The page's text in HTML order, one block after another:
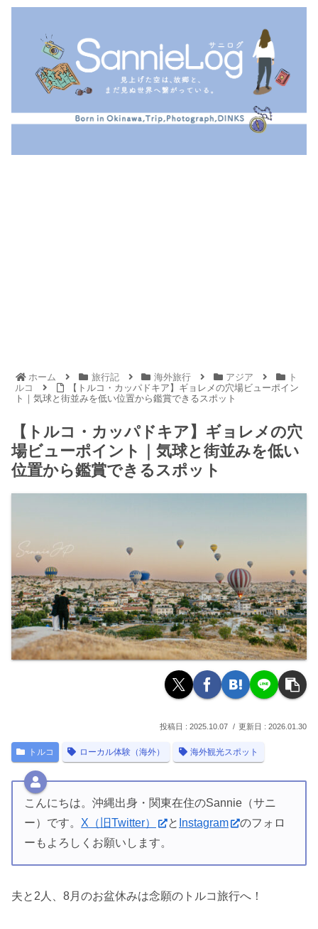
ホーム 旅行記 海外旅行 アジア
ト
ルコ
【トルコ・カッパドキア】ギョレメの穴場ビューポイン
ト｜気球と街並みを低い位置から鑑賞できるスポット
【トルコ・カッパドキア】ギョレメの穴
場ビューポイント｜気球と街並みを低い
位置から鑑賞できるスポット
2025.10.07 2026.01.30
トルコ ローカル体験（海外） 海外観光スポット
こんにちは。沖縄出身・関東在住のSannie（サニ
ー）です。 X（旧Twitter） と Instagram
のフォロ
ーもよろしくお願いします。
夫と2人、8月のお盆休みは念願のトルコ旅行へ！